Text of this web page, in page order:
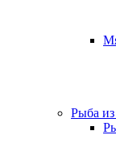
Рыба